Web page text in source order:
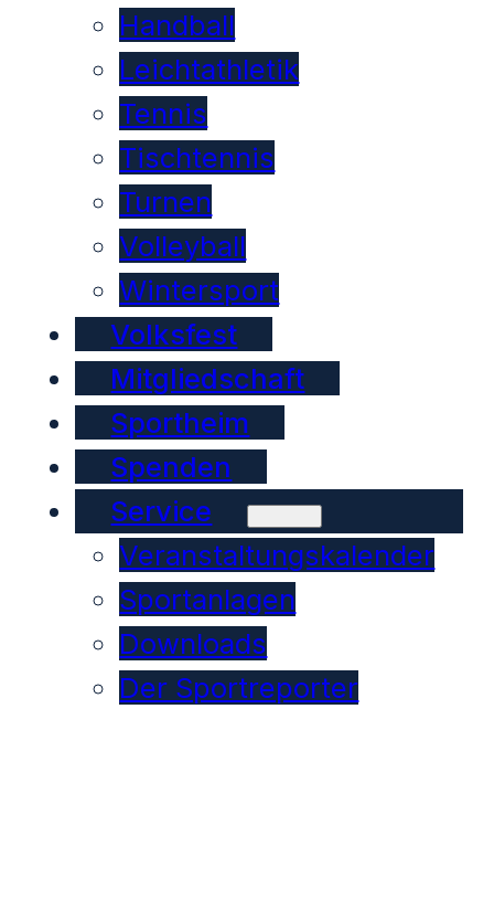
Handball
Leichtathletik
Tennis
Tischtennis
Turnen
Volleyball
Wintersport
Volksfest
Mitgliedschaft
Sportheim
Spenden
Service
Veranstaltungskalender
Sportanlagen
Downloads
Der Sportreporter